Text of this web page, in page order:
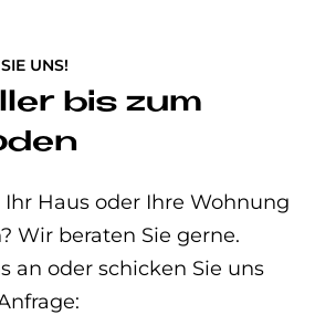
UNS!
bis zum
Haus oder Ihre Wohnung
Wir beraten Sie gerne.
an oder schicken Sie uns